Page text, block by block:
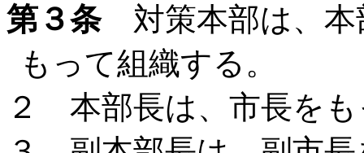
第３条対策本部は、本
もって組織する。
２ 本部長は、市長を